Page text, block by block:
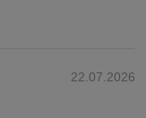
22.07.2026